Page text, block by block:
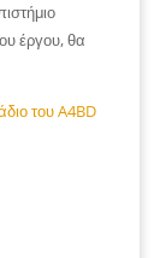
έργου, θα
του A4BD